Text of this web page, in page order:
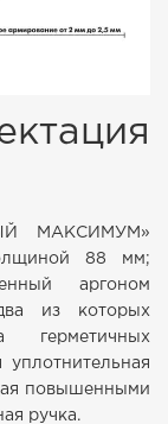
МАКСИМУМ»
88 мм;
аргоном
из которых
герметичных
повышенными
ручка.